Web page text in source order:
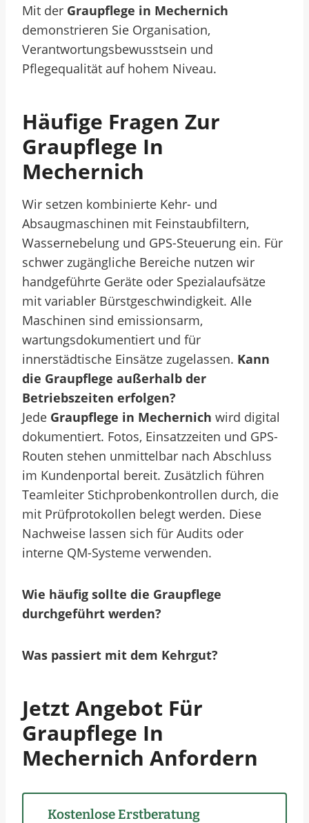
Mit der Graupflege in Mechernich
demonstrieren Sie Organisation,
Verantwortungsbewusstsein und
Pflegequalität auf hohem Niveau.
Häufige Fragen Zur
Graupflege In
Mechernich
Wir setzen kombinierte Kehr- und
Absaugmaschinen mit Feinstaubfiltern,
Wassernebelung und GPS-Steuerung ein. Für
schwer zugängliche Bereiche nutzen wir
handgeführte Geräte oder Spezialaufsätze
mit variabler Bürstgeschwindigkeit. Alle
Maschinen sind emissionsarm,
wartungsdokumentiert und für
innerstädtische Einsätze zugelassen. Kann
die Graupflege außerhalb der
Betriebszeiten erfolgen?
Jede Graupflege in Mechernich wird digital
dokumentiert. Fotos, Einsatzzeiten und GPS-
Routen stehen unmittelbar nach Abschluss
im Kundenportal bereit. Zusätzlich führen
Teamleiter Stichprobenkontrollen durch, die
mit Prüfprotokollen belegt werden. Diese
Nachweise lassen sich für Audits oder
interne QM-Systeme verwenden.
Wie häufig sollte die Graupflege
durchgeführt werden?
Was passiert mit dem Kehrgut?
Jetzt Angebot Für
Graupflege In
Mechernich Anfordern
Kostenlose Erstberatung